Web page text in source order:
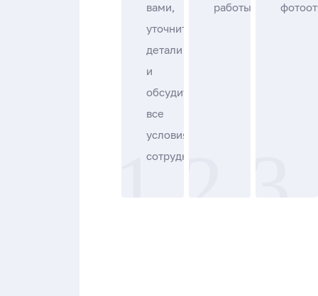
вами,
уточнит
детали
и
обсудит
все
условия
сотрудничества.
работы.